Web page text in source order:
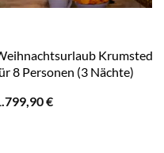
Krumstedt
8 Personen (3 Nächte)
€